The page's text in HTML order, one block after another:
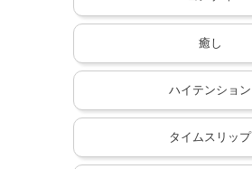
癒し
ハイテンション
タイムスリップ